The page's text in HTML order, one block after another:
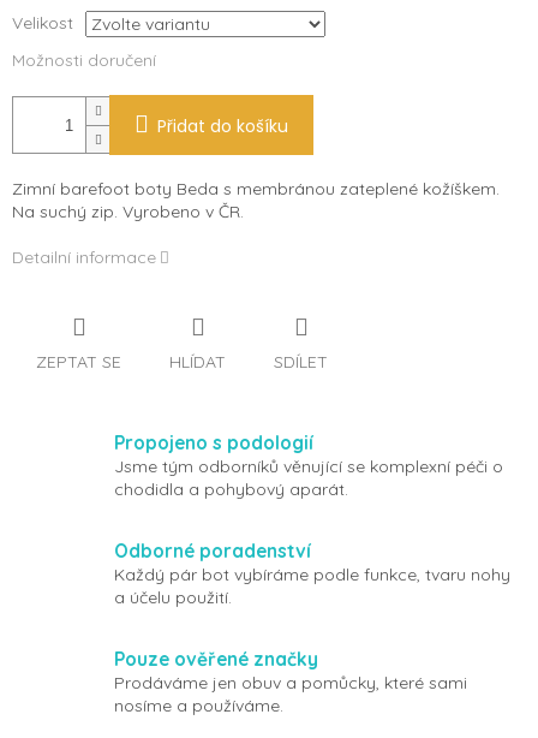
Velikost
Možnosti doručení
Přidat do košíku
Zimní barefoot boty Beda s membránou zateplené kožíškem.
Na suchý zip. Vyrobeno v ČR.
Detailní informace
ZEPTAT SE HLÍDAT SDÍLET
Propojeno s podologií
Jsme tým odborníků věnující se komplexní péči o
chodidla a pohybový aparát.
Odborné poradenství
Každý pár bot vybíráme podle funkce, tvaru nohy
a účelu použití.
Pouze ověřené značky
Prodáváme jen obuv a pomůcky, které sami
nosíme a používáme.